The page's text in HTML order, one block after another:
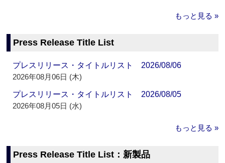
もっと見る »
Press Release Title List
プレスリリース・タイトルリスト 2026/08/06
2026年08月06日 (木)
プレスリリース・タイトルリスト 2026/08/05
2026年08月05日 (水)
もっと見る »
Press Release Title List：新製品